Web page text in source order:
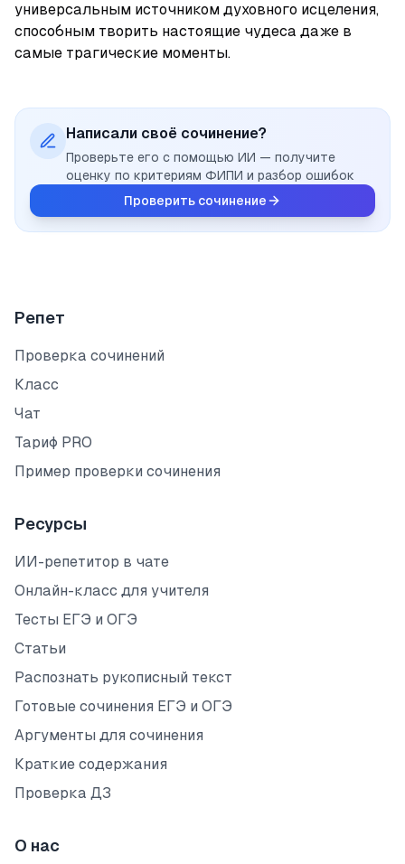
универсальным источником духовного исцеления,
способным творить настоящие чудеса даже в
самые трагические моменты.
Написали своё сочинение?
Проверьте его с помощью ИИ — получите
оценку по критериям ФИПИ и разбор ошибок
Проверить сочинение
Репет
Проверка сочинений
Класс
Чат
Тариф PRO
Пример проверки сочинения
Ресурсы
ИИ-репетитор в чате
Онлайн-класс для учителя
Тесты ЕГЭ и ОГЭ
Статьи
Распознать рукописный текст
Готовые сочинения ЕГЭ и ОГЭ
Аргументы для сочинения
Краткие содержания
Проверка ДЗ
О нас